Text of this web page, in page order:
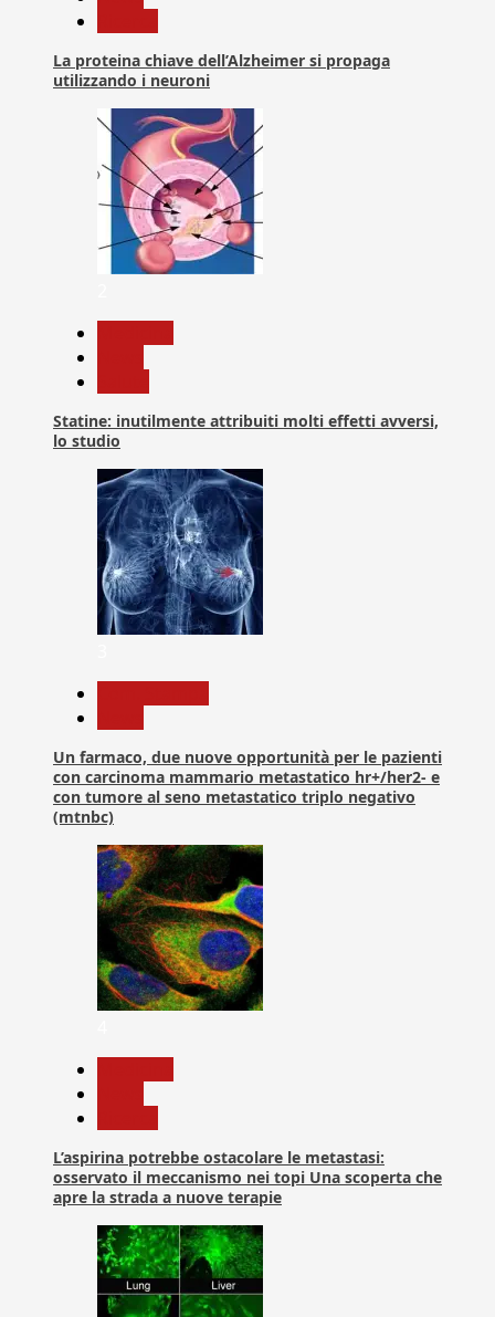
La proteina chiave dell’Alzheimer si propaga
utilizzando i neuroni
Statine: inutilmente attribuiti molti effetti avversi,
lo studio
Un farmaco, due nuove opportunità per le pazienti
con carcinoma mammario metastatico hr+/her2- e
con tumore al seno metastatico triplo negativo
(mtnbc)
L’aspirina potrebbe ostacolare le metastasi:
osservato il meccanismo nei topi Una scoperta che
apre la strada a nuove terapie